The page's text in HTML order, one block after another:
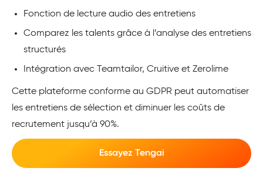
Fonction de lecture audio des entretiens
Comparez les talents grâce à l’analyse des entretiens
structurés
Intégration avec Teamtailor, Cruitive et Zerolime
Cette plateforme conforme au GDPR peut automatiser
les entretiens de sélection et diminuer les coûts de
recrutement jusqu’à 90%.
Essayez Tengai